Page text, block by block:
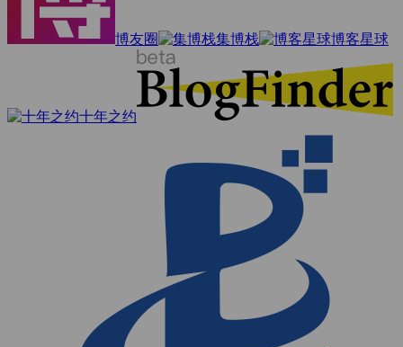
博友圈 集博栈 博客星球
十年之约